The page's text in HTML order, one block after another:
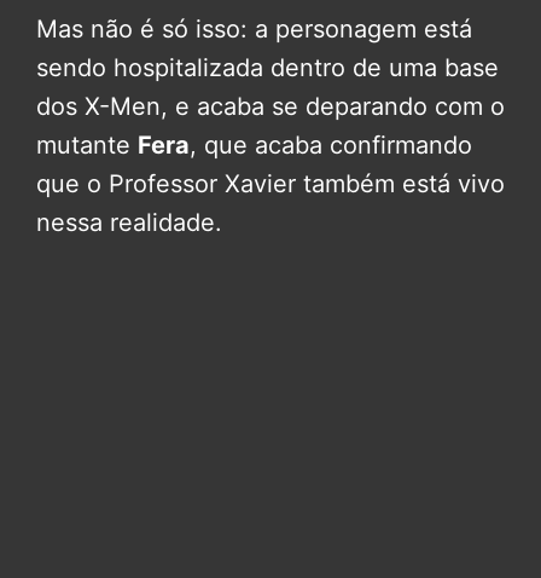
Mas não é só isso: a personagem está
sendo hospitalizada dentro de uma base
dos X-Men, e acaba se deparando com o
mutante Fera, que acaba confirmando
que o Professor Xavier também está vivo
nessa realidade.